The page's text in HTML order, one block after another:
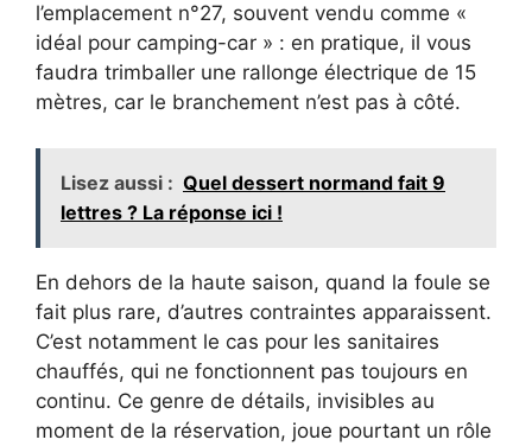
l’emplacement n°27, souvent vendu comme «
idéal pour camping-car » : en pratique, il vous
faudra trimballer une rallonge électrique de 15
mètres, car le branchement n’est pas à côté.
Lisez aussi : Quel dessert normand fait 9
lettres ? La réponse ici !
En dehors de la haute saison, quand la foule se
fait plus rare, d’autres contraintes apparaissent.
C’est notamment le cas pour les sanitaires
chauffés, qui ne fonctionnent pas toujours en
continu. Ce genre de détails, invisibles au
moment de la réservation, joue pourtant un rôle